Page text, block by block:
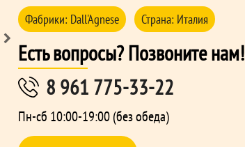
Фабрики: Dall'Agnese Страна: Италия
Есть вопросы? Позвоните нам!
8 961 775-33-22
Пн-сб 10:00-19:00 (без обеда)